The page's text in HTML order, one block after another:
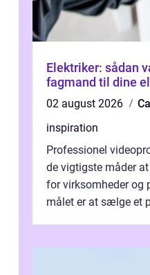
Elektriker: sådan
fagmand til dine
02 august 2026
inspiration
Professionel
de vigtigste måder
for virksomheder og
målet er at sælge et